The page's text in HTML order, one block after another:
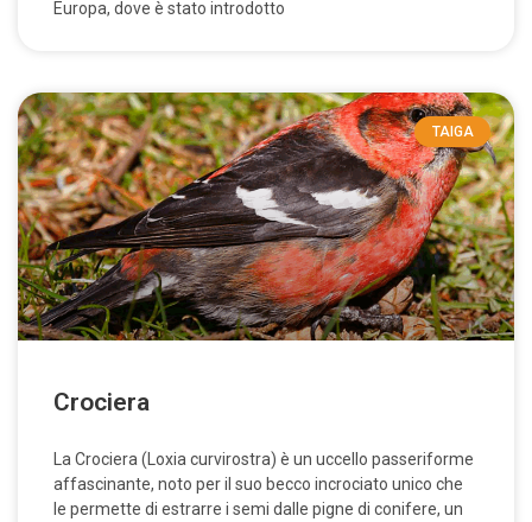
Europa, dove è stato introdotto
TAIGA
Crociera
La Crociera (Loxia curvirostra) è un uccello passeriforme
affascinante, noto per il suo becco incrociato unico che
le permette di estrarre i semi dalle pigne di conifere, un